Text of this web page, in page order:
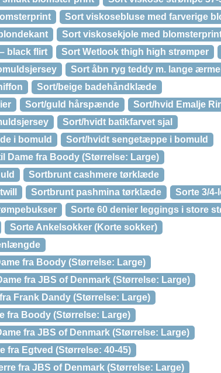
Sort viskosebluse med farverige
Sort viskosekjole med
black flirt
Sort Wetlook thigh high strømper
Sort åbn ryg teddy m. lange
Sort/beige badehåndklæde
Sort/guld hårspænde
Sort/hvid Emalje
Sort/hvidt batikfarvet sjal
i bomuld
Sort/hvidt sengetæppe i bomuld
fra Boody (Størrelse: Large)
Sortbrunt cashmere tørklæde
Sortbrunt pashmina tørklæde
Sorte 3/
Sorte 60 denier leggings i store
Sorte Ankelsokker (Korte sokker)
fra Boody (Størrelse: Large)
fra JBS of Denmark (Størrelse: Large)
Frank Dandy (Størrelse: Large)
fra Boody (Størrelse: Large)
fra JBS of Denmark (Størrelse: Large)
fra Egtved (Størrelse: 40-45)
fra JBS of Denmark (Størrelse: Large)